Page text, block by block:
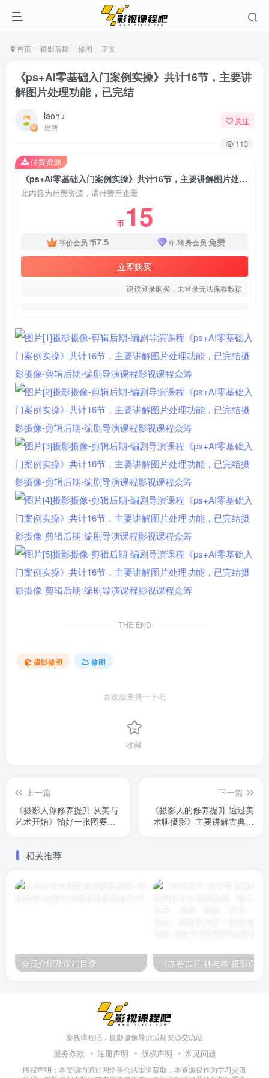
首页 摄影后期 修图 正文
《ps+AI零基础入门案例实操》共计16节，主要讲
解图片处理功能，已完结
laohu
更新
关注
113
《ps+AI零基础入门案例实操》共计16节，主要讲解图片处理功能，已完结
此内容为付费资源，请付费后查看
币 15
半价会员 币7.5 年/终身会员 免费
立即购买
建议登录购买，未登录无法保存数据
付费资源
THE END
摄影修图 修图
喜欢就支持一下吧
收藏
上一篇
《摄影人你修养提升 从美与
艺术开始》拍好一张图要从
析经典之作，手把手教你创
下一篇
《摄影人的修养提升 透过美
术聊摄影》主要讲解古典时
相关推荐
会员介绍及课程目录
影视课程吧，摄影摄像导演后期资源交流站
服务条款 注册声明 版权声明 常见问题
版权声明：本资源均通过网络等合法渠道获取，本资源仅作为学习交流